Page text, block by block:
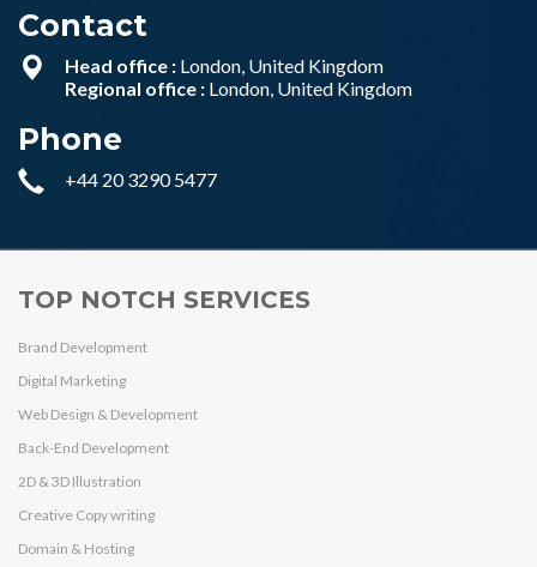
Contact
Head office : London, United Kingdom
Regional office : London, United Kingdom
Phone
+44 20 3290 5477
TOP NOTCH SERVICES
Brand Development
Digital Marketing
Web Design & Development
Back-End Development
2D & 3D Illustration
Creative Copy writing
Domain & Hosting